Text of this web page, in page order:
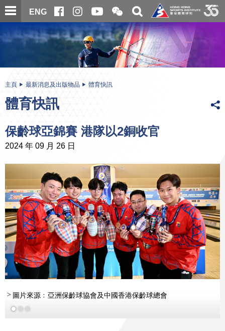
跳
至
內
ENG
開
合
微
信
二
維
碼
關
搜
尋
内
主頁 最新消息及出版物品 體育快訊
體育快訊
保齡球亞錦賽 港隊以2銅收官
2024 年 09 月 26 日
圖片來源﹕亞洲保齡球協會及中國香港保齡球總會